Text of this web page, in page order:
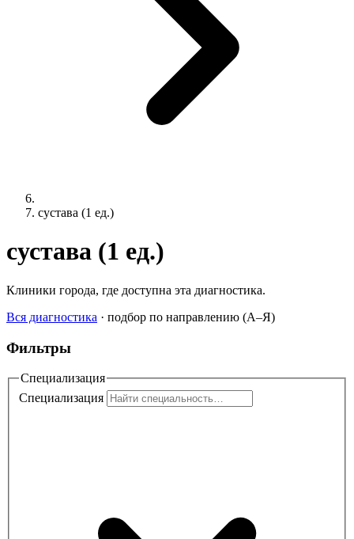
сустава (1 ед.)
сустава (1 ед.)
Клиники города, где доступна эта диагностика.
Вся диагностика · подбор по направлению (A–Я)
Фильтры
Специализация
Специализация